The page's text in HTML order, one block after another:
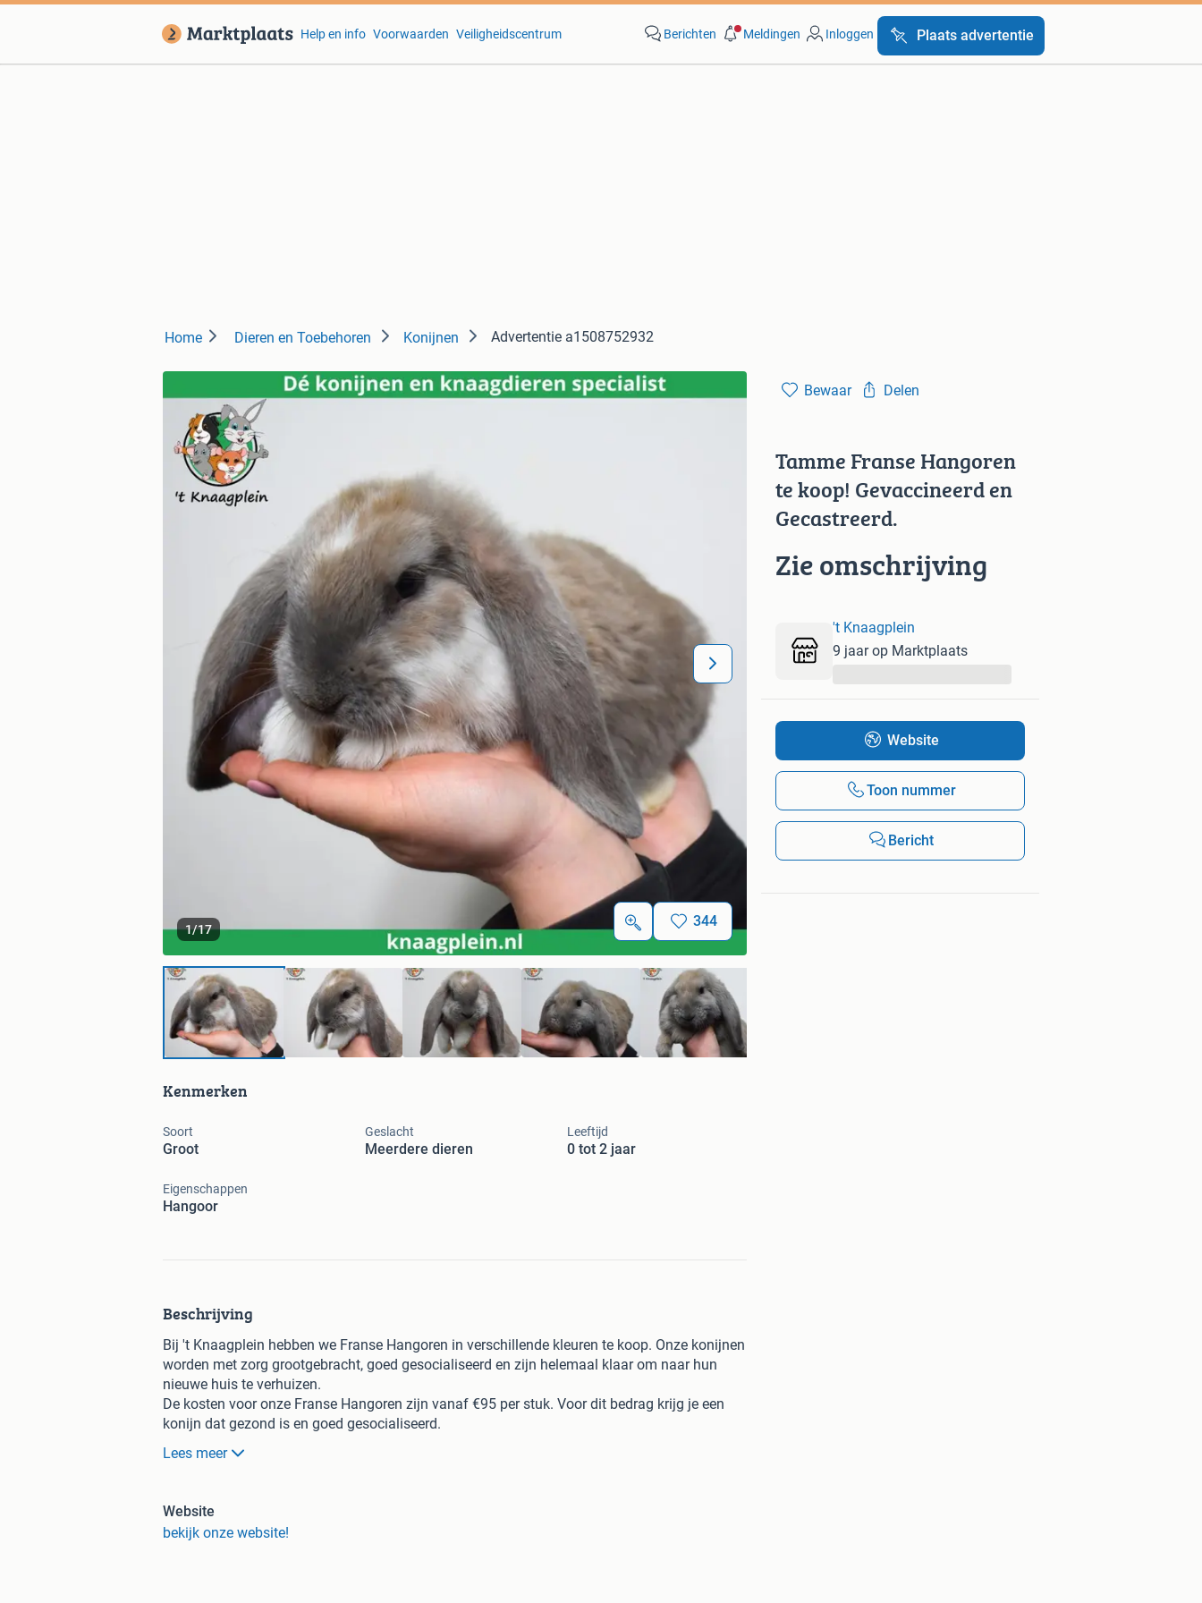
Help en info Voorwaarden Veiligheidscentrum Berichten Meldingen Inloggen Plaats advertentie
Home Dieren en Toebehoren Konijnen Advertentie a1508752932
1/17 344
Kenmerken
Soort
Groot
Geslacht
Meerdere dieren
Leeftijd
0 tot 2 jaar
Eigenschappen
Hangoor
Beschrijving
Bij 't Knaagplein hebben we Franse Hangoren in verschillende kleuren te koop. Onze konijnen
worden met zorg grootgebracht, goed gesocialiseerd en zijn helemaal klaar om naar hun
nieuwe huis te verhuizen.
De kosten voor onze Franse Hangoren zijn vanaf €95 per stuk. Voor dit bedrag krijg je een
konijn dat gezond is en goed gesocialiseerd.
De konijnen zijn volledig gevaccineerd tegen RHD en Myxomatose.
We hebben zowel rammen (mannetjes) als voedsters (vrouwtjes) beschikbaar. Daarnaast
kunnen worden.
Lees meer
Website
bekijk onze website!
Bewaar Delen
Tamme Franse Hangoren
te koop! Gevaccineerd en
Gecastreerd.
Zie omschrijving
't Knaagplein
9 jaar op Marktplaats
Website
Toon nummer
Bericht